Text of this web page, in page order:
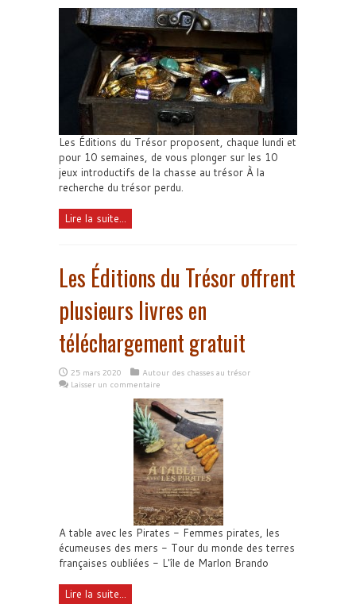
Les Éditions du Trésor proposent, chaque lundi et
pour 10 semaines, de vous plonger sur les 10
jeux introductifs de la chasse au trésor À la
recherche du trésor perdu.
Lire la suite...
Les Éditions du Trésor offrent
plusieurs livres en
téléchargement gratuit
25 mars 2020
Autour des chasses au trésor
Laisser un commentaire
A table avec les Pirates - Femmes pirates, les
écumeuses des mers - Tour du monde des terres
françaises oubliées - L'île de Marlon Brando
Lire la suite...